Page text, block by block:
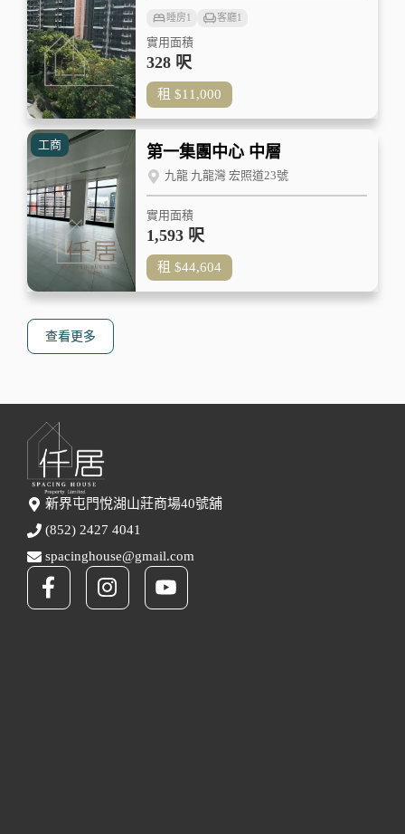
查看更多
睡房1 客廳1
實用面積
328 呎
租 $11,000
工商 第一集團中心 中層
九龍 九龍灣 宏照道23號
實用面積
1,593 呎
租 $44,604
新界屯門悅湖山莊商場40號舖
(852) 2427 4041
spacinghouse@gmail.com